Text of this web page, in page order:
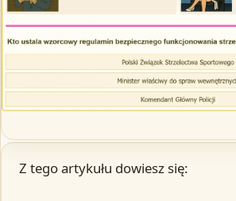
Z tego artykułu dowiesz się: